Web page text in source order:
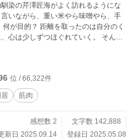
いながら、重い米やら味噌やら、手
少しずつほぐれていく。 そんな
た。 不安な日々のなか、匠海はそば
ようでいて、ひとりの男性のまなざ
位 / 66,322件
居 筋肉
感想数 2
文字数 142,888
新日 2025.09.14
登録日 2025.05.08